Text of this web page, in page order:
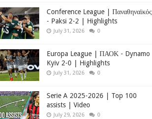
Conference League | Παναθηναϊκός
- Paksi 2-2 | Highlights
July 31, 2026 0
Europa League | ΠΑΟΚ - Dynamo
Kyiv 2-0 | Highlights
July 31, 2026 0
Serie A 2025-2026 | Top 100
assists | Video
July 29, 2026 0